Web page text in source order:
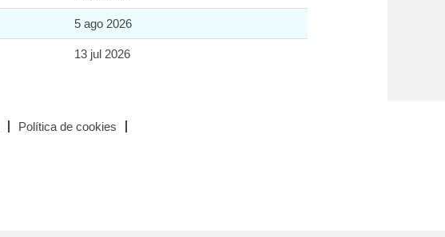
5 ago 2026
13 jul 2026
Política de cookies